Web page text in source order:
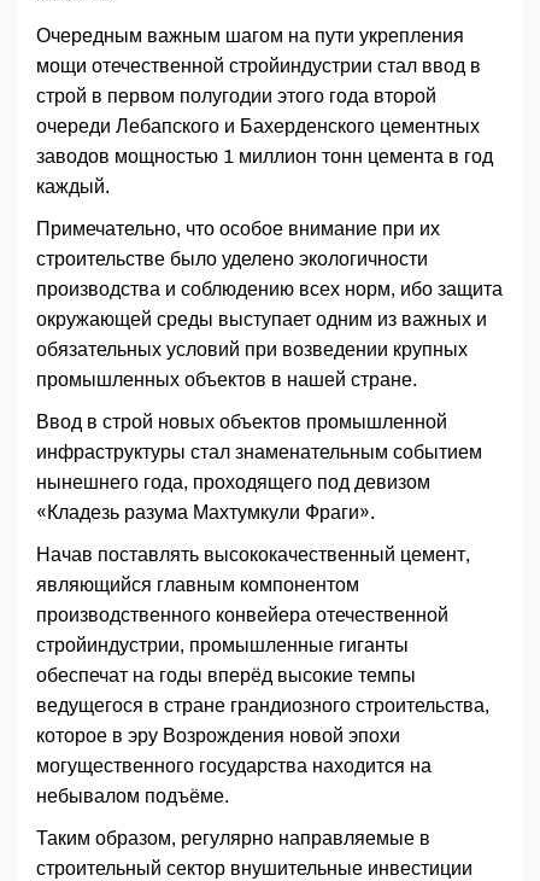
Очередным важным шагом на пути укрепления
мощи отечественной стройиндустрии стал ввод в
строй в первом полугодии этого года второй
очереди Лебапского и Бахерденского цементных
заводов мощностью 1 миллион тонн цемента в год
каждый.
Примечательно, что особое внимание при их
строительстве было уделено экологичности
производства и соблюдению всех норм, ибо защита
окружающей среды выступает одним из важных и
обязательных условий при возведении крупных
промышленных объектов в нашей стране.
Ввод в строй новых объектов промышленной
инфраструктуры стал знаменательным событием
нынешнего года, проходящего под девизом
«Кладезь разума Махтумкули Фраги».
Начав поставлять высококачественный цемент,
являющийся главным компонентом
производственного конвейера отечественной
стройиндустрии, промышленные гиганты
обеспечат на годы вперёд высокие темпы
ведущегося в стране грандиозного строительства,
которое в эру Возрождения новой эпохи
могущественного государства находится на
небывалом подъёме.
Таким образом, регулярно направляемые в
строительный сектор внушительные инвестиции